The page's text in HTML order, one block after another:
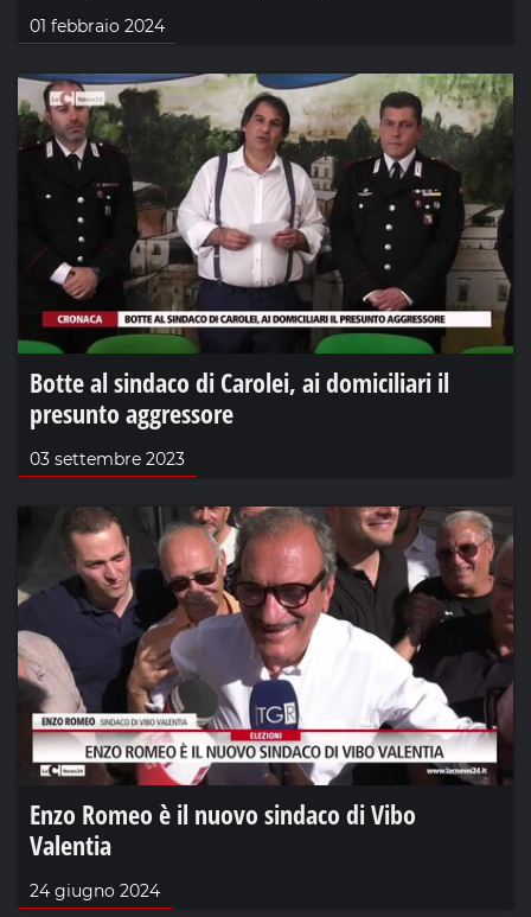
01 febbraio 2024
Botte al sindaco di Carolei, ai domiciliari il
presunto aggressore
03 settembre 2023
Enzo Romeo è il nuovo sindaco di Vibo
Valentia
24 giugno 2024